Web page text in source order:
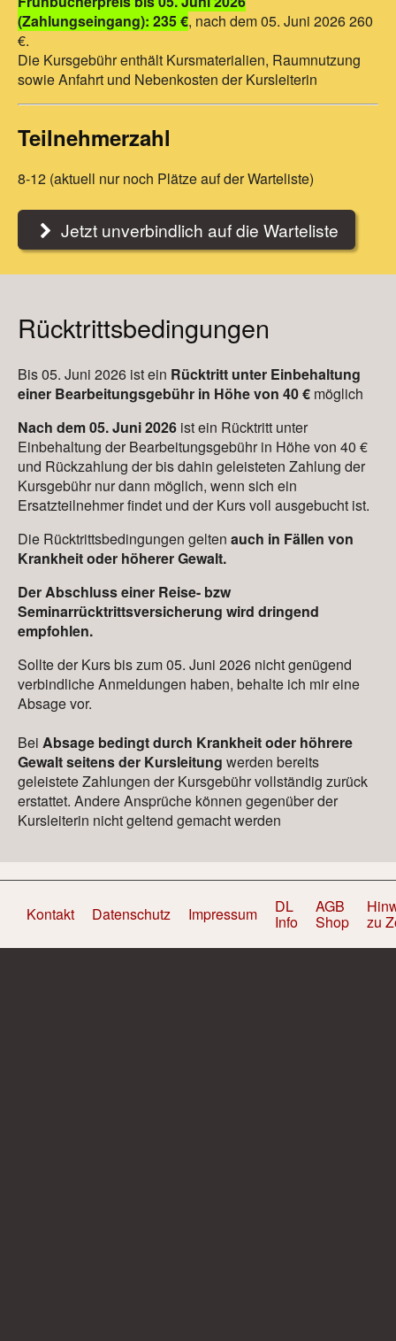
(Zahlungseingang): 235 €, nach dem 05. Juni 2026 260
€.
Die Kursgebühr enthält Kursmaterialien, Raumnutzung
sowie Anfahrt und Nebenkosten der Kursleiterin
Teilnehmerzahl
8-12 (aktuell nur noch Plätze auf der Warteliste)
Jetzt unverbindlich auf die Warteliste
Rücktrittsbedingungen
Bis 05. Juni 2026 ist ein Rücktritt unter Einbehaltung
einer Bearbeitungsgebühr in Höhe von 40 € möglich
Nach dem 05. Juni 2026 ist ein Rücktritt unter
Einbehaltung der Bearbeitungsgebühr in Höhe von 40 €
und Rückzahlung der bis dahin geleisteten Zahlung der
Kursgebühr nur dann möglich, wenn sich ein
Ersatzteilnehmer findet und der Kurs voll ausgebucht ist.
Die Rücktrittsbedingungen gelten auch in Fällen von
Krankheit oder höherer Gewalt.
Der Abschluss einer Reise- bzw
Seminarrücktrittsversicherung wird dringend
empfohlen.
Sollte der Kurs bis zum 05. Juni 2026 nicht genügend
verbindliche Anmeldungen haben, behalte ich mir eine
Absage vor.
Bei Absage bedingt durch Krankheit oder höhrere
Gewalt seitens der Kursleitung werden bereits
geleistete Zahlungen der Kursgebühr vollständig zurück
erstattet. Andere Ansprüche können gegenüber der
Kursleiterin nicht geltend gemacht werden
Kontakt Datenschutz Impressum DL
Info
AGB
Shop zu